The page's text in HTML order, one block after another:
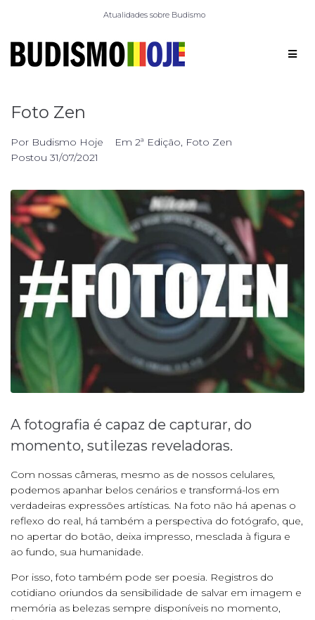
Atualidades sobre Budismo
Foto Zen
Por Budismo Hoje Em 2ª Edição, Foto Zen
Postou 31/07/2021
A fotografia é capaz de capturar, do
momento, sutilezas reveladoras.
Com nossas câmeras, mesmo as de nossos celulares,
podemos apanhar belos cenários e transformá-los em
verdadeiras expressões artísticas. Na foto não há apenas o
reflexo do real, há também a perspectiva do fotógrafo, que,
no apertar do botão, deixa impresso, mesclada à figura e
ao fundo, sua humanidade.
Por isso, foto também pode ser poesia. Registros do
cotidiano oriundos da sensibilidade de salvar em imagem e
memória as belezas sempre disponíveis no momento,